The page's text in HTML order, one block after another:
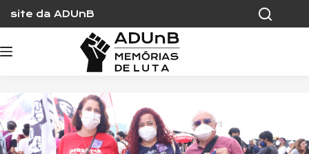
content
site da ADUnB